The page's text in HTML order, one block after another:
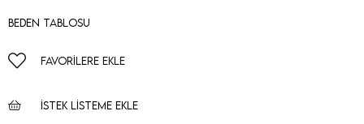
Beden Tablosu
FAVORILERE EKLE
İSTEK LISTEME EKLE